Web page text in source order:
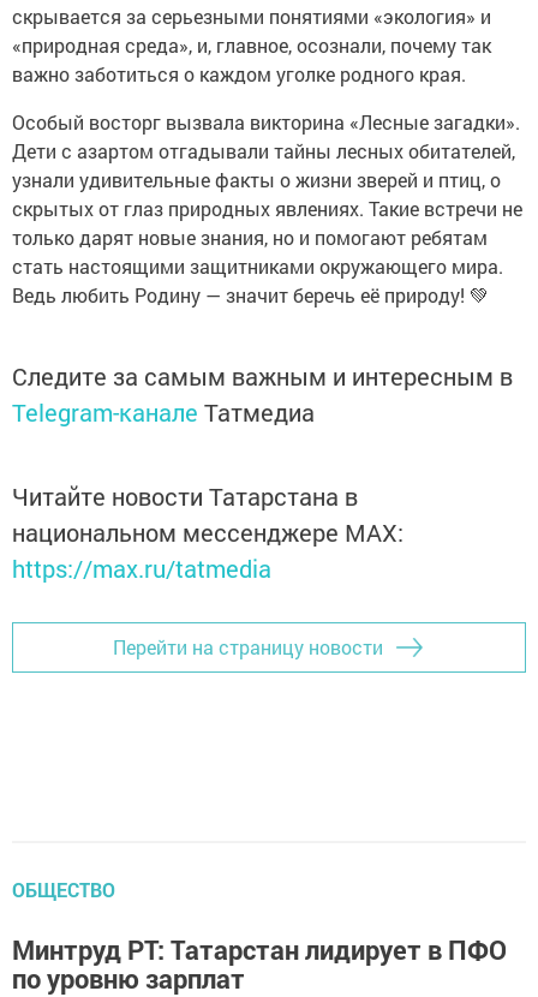
скрывается за серьезными понятиями «экология» и
«природная среда», и, главное, осознали, почему так
важно заботиться о каждом уголке родного края.
Особый восторг вызвала викторина «Лесные загадки».
Дети с азартом отгадывали тайны лесных обитателей,
узнали удивительные факты о жизни зверей и птиц, о
скрытых от глаз природных явлениях. Такие встречи не
только дарят новые знания, но и помогают ребятам
стать настоящими защитниками окружающего мира.
Ведь любить Родину — значит беречь её природу! 💚
Следите за самым важным и интересным в
Telegram-канале Татмедиа
Читайте новости Татарстана в
национальном мессенджере MАХ:
https://max.ru/tatmedia
Перейти на страницу новости
ОБЩЕСТВО
Минтруд РТ: Татарстан лидирует в ПФО
по уровню зарплат